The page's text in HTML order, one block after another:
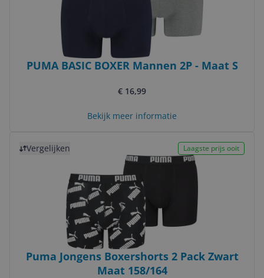
PUMA BASIC BOXER Mannen 2P - Maat S
€ 16,99
Bekijk meer informatie
Vergelijken Laagste prijs ooit
Puma Jongens Boxershorts 2 Pack Zwart
Maat 158/164